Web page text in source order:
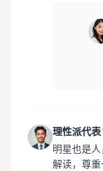
理性派代表
明星也是
解读，尊重